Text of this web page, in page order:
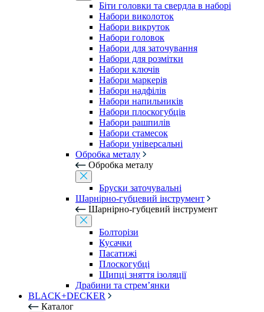
Біти головки та свердла в наборі
Набори виколоток
Набори викруток
Набори головок
Набори для заточування
Набори для розмітки
Набори ключів
Набори маркерів
Набори надфілів
Набори напильників
Набори плоскогубців
Набори рашпилів
Набори стамесок
Набори універсальні
Обробка металу
Обробка металу
Бруски заточувальні
Шарнірно-губцевий інструмент
Шарнірно-губцевий інструмент
Болторізи
Кусачки
Пасатижі
Плоскогубці
Щипці зняття ізоляції
Драбини та стрем’янки
BLACK+DECKER
Каталог